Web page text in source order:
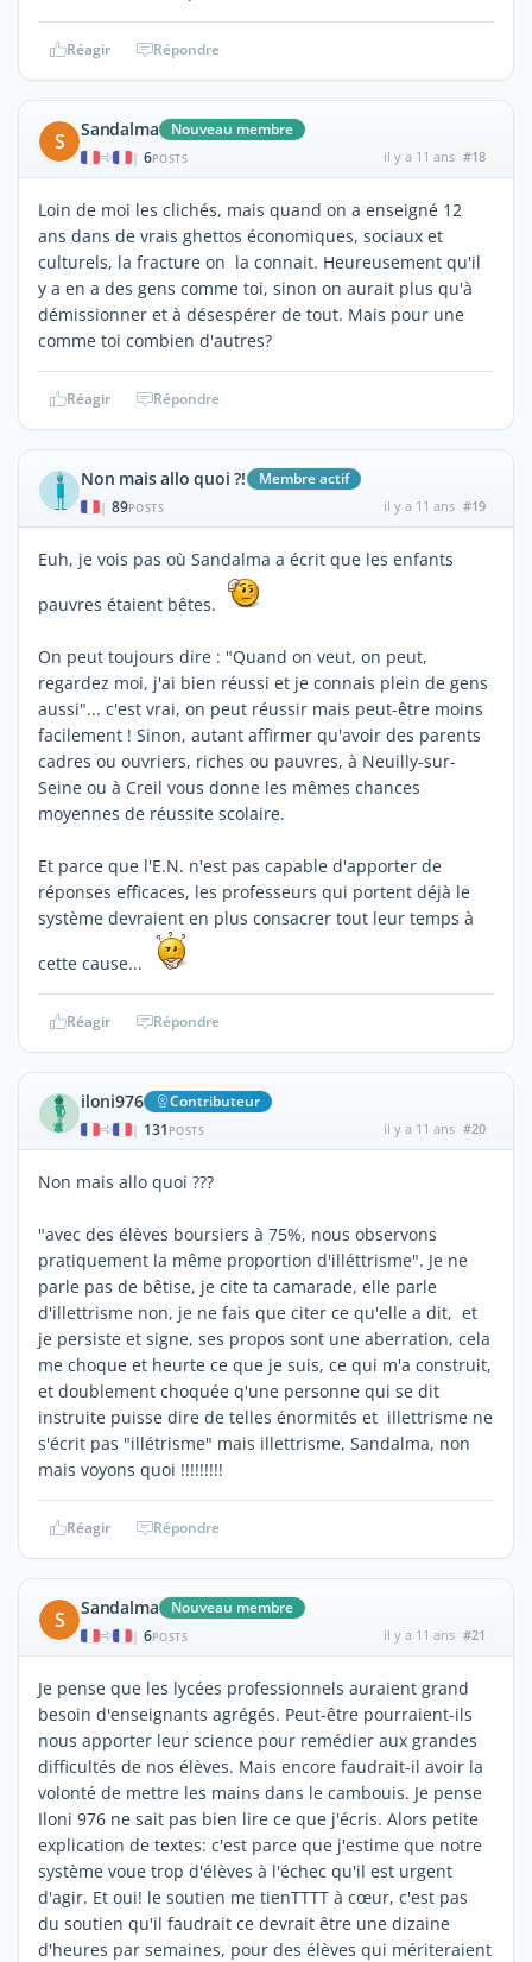
Réagir Répondre
S Sandalma Nouveau membre
| 6POSTS il y a 11 ans #18
Loin de moi les clichés, mais quand on a enseigné 12
ans dans de vrais ghettos économiques, sociaux et
culturels, la fracture on la connait. Heureusement qu'il
y a en a des gens comme toi, sinon on aurait plus qu'à
démissionner et à désespérer de tout. Mais pour une
comme toi combien d'autres?
Réagir Répondre
Non mais allo quoi ?! Membre actif
| 89POSTS il y a 11 ans #19
Euh, je vois pas où Sandalma a écrit que les enfants
pauvres étaient bêtes.
On peut toujours dire : "Quand on veut, on peut,
regardez moi, j'ai bien réussi et je connais plein de gens
aussi"... c'est vrai, on peut réussir mais peut-être moins
facilement ! Sinon, autant affirmer qu'avoir des parents
cadres ou ouvriers, riches ou pauvres, à Neuilly-sur-
Seine ou à Creil vous donne les mêmes chances
moyennes de réussite scolaire.
Et parce que l'E.N. n'est pas capable d'apporter de
réponses efficaces, les professeurs qui portent déjà le
système devraient en plus consacrer tout leur temps à
cette cause...
Réagir Répondre
iloni976 Contributeur
| 131 POSTS il y a 11 ans #20
Non mais allo quoi ???
"avec des élèves boursiers à 75%, nous observons
pratiquement la même proportion d'illéttrisme". Je ne
parle pas de bêtise, je cite ta camarade, elle parle
d'illettrisme non, je ne fais que citer ce qu'elle a dit, et
je persiste et signe, ses propos sont une aberration, cela
me choque et heurte ce que je suis, ce qui m'a construit,
et doublement choquée q'une personne qui se dit
instruite puisse dire de telles énormités et illettrisme ne
s'écrit pas "illétrisme" mais illettrisme, Sandalma, non
mais voyons quoi !!!!!!!!!
Réagir Répondre
S Sandalma Nouveau membre
| 6POSTS il y a 11 ans #21
Je pense que les lycées professionnels auraient grand
besoin d'enseignants agrégés. Peut-être pourraient-ils
nous apporter leur science pour remédier aux grandes
difficultés de nos élèves. Mais encore faudrait-il avoir la
volonté de mettre les mains dans le cambouis. Je pense
Iloni 976 ne sait pas bien lire ce que j'écris. Alors petite
explication de textes: c'est parce que j'estime que notre
système voue trop d'élèves à l'échec qu'il est urgent
d'agir. Et oui! le soutien me tienTTTT à cœur, c'est pas
du soutien qu'il faudrait ce devrait être une dizaine
d'heures par semaines, pour des élèves qui mériteraient